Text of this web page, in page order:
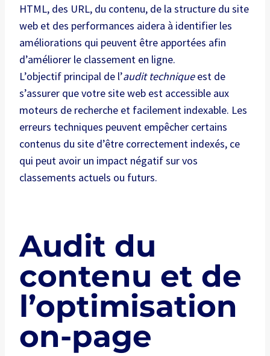
HTML, des URL, du contenu, de la structure du site
web et des performances aidera à identifier les
améliorations qui peuvent être apportées afin
d’améliorer le classement en ligne.
L’objectif principal de l’audit techniqueest de
s’assurer que votre site web est accessible aux
moteurs de recherche et facilement indexable. Les
erreurs techniques peuvent empêcher certains
contenus du site d’être correctement indexés, ce
qui peut avoir un impact négatif sur vos
classements actuels ou futurs.
Audit du
contenu et de
l’optimisation
on-page